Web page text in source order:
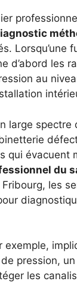
d’abord les
au
large
qui évacuent
du
les
exemple,
pression,
les